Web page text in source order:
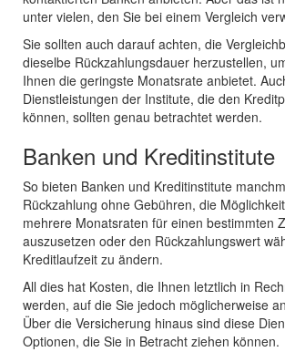
unter vielen, den Sie bei einem Vergleich
Sie sollten auch darauf achten, die
dieselbe Rückzahlungsdauer herzustellen,
Ihnen die geringste Monatsrate anbietet.
Dienstleistungen der Institute, die den
können, sollten genau betrachtet werden.
Banken und Kreditinstitute
So bieten Banken und Kreditinstitute
Rückzahlung ohne Gebühren, die
mehrere Monatsraten für einen bestimmten
auszusetzen oder den Rückzahlungswert
Kreditlaufzeit zu ändern.
All dies hat Kosten, die Ihnen letztlich in
werden, auf die Sie jedoch möglicherweise
Über die Versicherung hinaus sind diese
Optionen, die Sie in Betracht ziehen können.